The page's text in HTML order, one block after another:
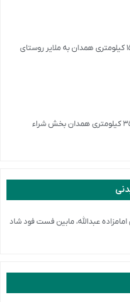
آدرس: استان همدان، شهر همدان، ۱۵ کیلومتری همدان به ملایر روستای
عبدالله، مابین فست فود شاد